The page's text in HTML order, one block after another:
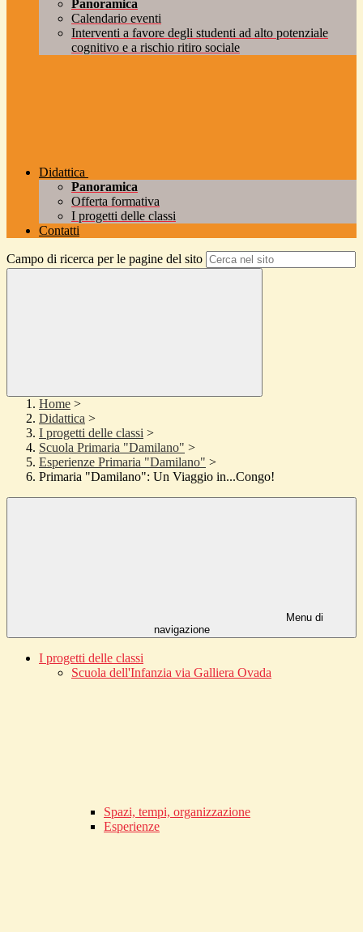
Panoramica
Calendario eventi
Interventi a favore degli studenti ad alto potenziale
cognitivo e a rischio ritiro sociale
Didattica
Panoramica
Offerta formativa
I progetti delle classi
Contatti
Campo di ricerca per le pagine del sito
Home >
Didattica >
I progetti delle classi >
Scuola Primaria "Damilano" >
Esperienze Primaria "Damilano" >
Primaria "Damilano": Un Viaggio in...Congo!
Menu di
navigazione
I progetti delle classi
Scuola dell'Infanzia via Galliera Ovada
Spazi, tempi, organizzazione
Esperienze